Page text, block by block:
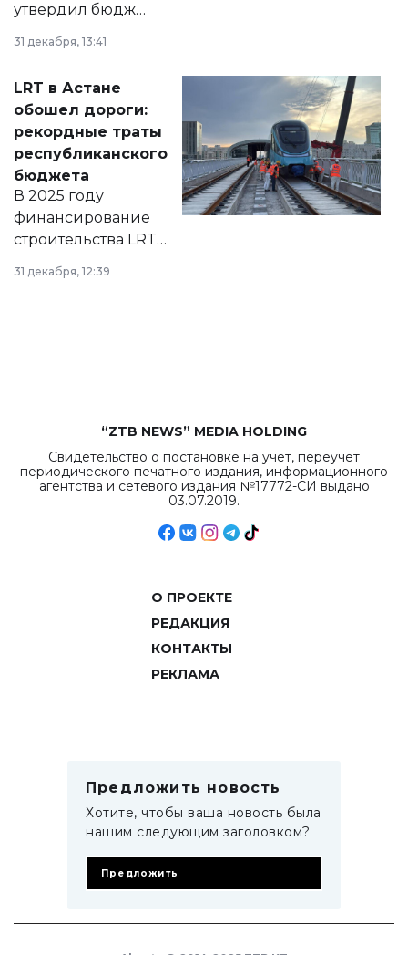
утвердил бюджет
города на 2026–
2028 годы.
документ
появился в базе
нормативных
правовых актов и
на сайте маслихат
города.
31 декабря, 13:41
LRT в Астане
обошел дороги:
рекордные траты
республиканского
бюджета
В 2025 году
финансирование
строительства LRT
в Астане из
республиканского
31 декабря, 12:39
“ZTB NEWS” MEDIA HOLDING
Свидетельство о постановке на учет, переучет
периодического печатного издания, информационного
агентства и сетевого издания №17772-СИ выдано
03.07.2019.
О ПРОЕКТЕ
РЕДАКЦИЯ
КОНТАКТЫ
РЕКЛАМА
Предложить новость
Хотите, чтобы ваша новость была
нашим следующим заголовком?
Предложить